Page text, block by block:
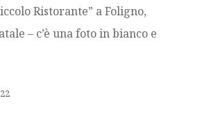
Ristorante” a Foligno,
– c’è una foto in bianco e